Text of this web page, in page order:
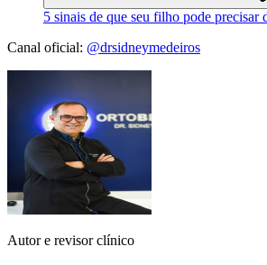
5 sinais de que seu filho pode precisar
Canal oficial: @drsidneymedeiros
Autor e revisor clínico